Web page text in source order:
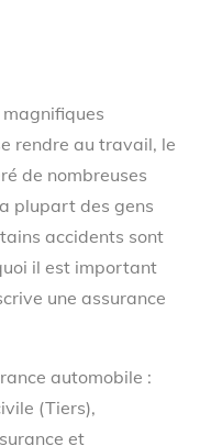
rendre au travail, le
de nombreuses
plupart des gens
accidents sont
il est important
une assurance
automobile :
(Tiers),
et